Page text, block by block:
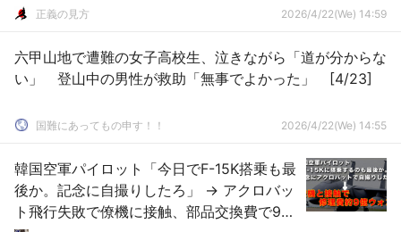
せていたとのこと」→衝撃の写真＆動画が
正義の見方 2026/4/22(We) 14:59
六甲山地で遭難の女子高校生、泣きながら「道が分からな
い」 登山中の男性が救助「無事でよかった」 [4/23]
国難にあってもの申す！！ 2026/4/22(We) 14:55
韓国空軍パイロット「今日でF-15K搭乗も最
後か。記念に自撮りしたろ」 → アクロバッ
ト飛行失敗で僚機に接触、部品交換費で9億